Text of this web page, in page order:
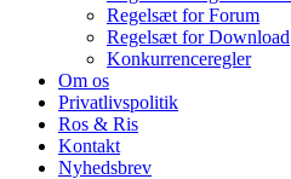
Regelsæt for Forum
Regelsæt for Download
Konkurrenceregler
Om os
Privatlivspolitik
Ros & Ris
Kontakt
Nyhedsbrev